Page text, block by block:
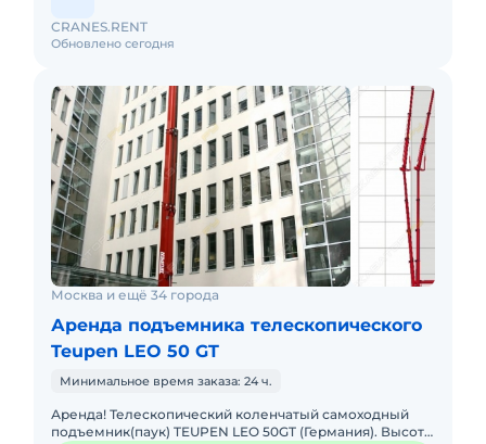
Обновлено сегодня
CRANES.RENT
Москва и ещё 34 города
Аренда подъемника телескопического
Teupen LEO 50 GT
Минимальное время заказа: 24 ч.
Аренда! Телескопический коленчатый самоходный
подъемник(паук) TEUPEN LEO 50GT (Германия). Высота